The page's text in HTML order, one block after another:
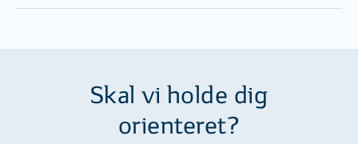
Skal vi holde dig
orienteret?